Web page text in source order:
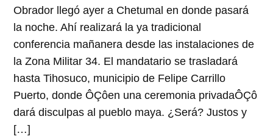
Obrador llegó ayer a Chetumal en donde pasará
la noche. Ahí realizará la ya tradicional
conferencia mañanera desde las instalaciones de
la Zona Militar 34. El mandatario se trasladará
hasta Tihosuco, municipio de Felipe Carrillo
Puerto, donde ÔÇôen una ceremonia privadaÔÇô
dará disculpas al pueblo maya. ¿Será? Justos y
[…]